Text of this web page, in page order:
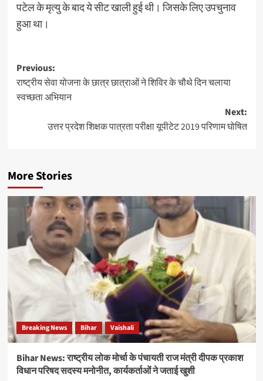
पटेल के मृत्यु के बाद ये सीट खाली हुई थी। जिसके लिए उपचुनाव
हुआ था।
Post
navigation
Previous:
राष्ट्रीय सेवा योजना के छात्र छात्राओं ने शिविर के चौथे दिन चलाया
स्वच्छता अभियान
Next:
उत्तर प्रदेश शिक्षक पात्रता परीक्षा यूपीटेट 2019 परिणाम घोषित
More Stories
Breaking News Bihar Vaishali
Bihar News: राष्ट्रीय लोक मोर्चा के पंचायती राज मंत्री दीपक प्रकाश
विधान परिषद सदस्य मनोनीत, कार्यकर्ताओं ने जताई खुशी